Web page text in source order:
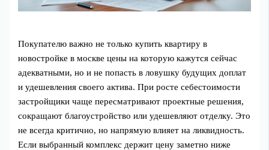
Покупателю важно не только купить квартиру в
новостройке в москве цены на которую кажутся сейчас
адекватными, но и не попасть в ловушку будущих доплат
и удешевления своего актива. При росте себестоимости
застройщики чаще пересматривают проектные решения,
сокращают благоустройство или удешевляют отделку. Это
не всегда критично, но напрямую влияет на ликвидность.
Если выбранный комплекс держит цену заметно ниже